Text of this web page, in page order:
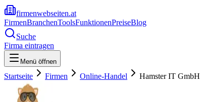
firmenwebseiten.at
FirmenBranchenToolsFunktionenPreiseBlog
Suche
Firma eintragen
Menü öffnen
Startseite Firmen Online-Handel Hamster IT GmbH